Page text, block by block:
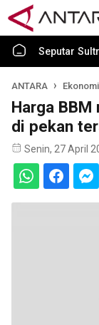
Seputar
ANTARA Ekonomi
Harga
di pekan
Senin, 27 April